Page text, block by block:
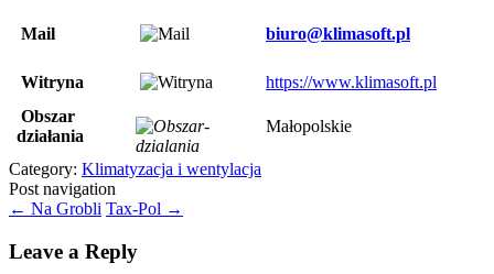
Mail biuro@klimasoft.pl
Witryna
https://www.klimasoft.pl
Obszar
działania
Małopolskie
Category: Klimatyzacja i wentylacja
Post navigation
← Na Grobli Tax-Pol →
Leave a Reply